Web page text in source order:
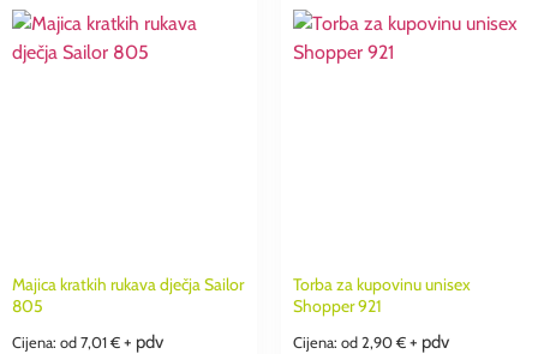
Majica kratkih rukava dječja Sailor
805
Cijena: od 7,01 € + pdv
Torba za kupovinu unisex
Shopper 921
Cijena: od 2,90 € + pdv